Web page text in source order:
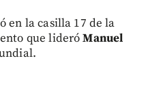
en la casilla 17 de la
que lideróManuel